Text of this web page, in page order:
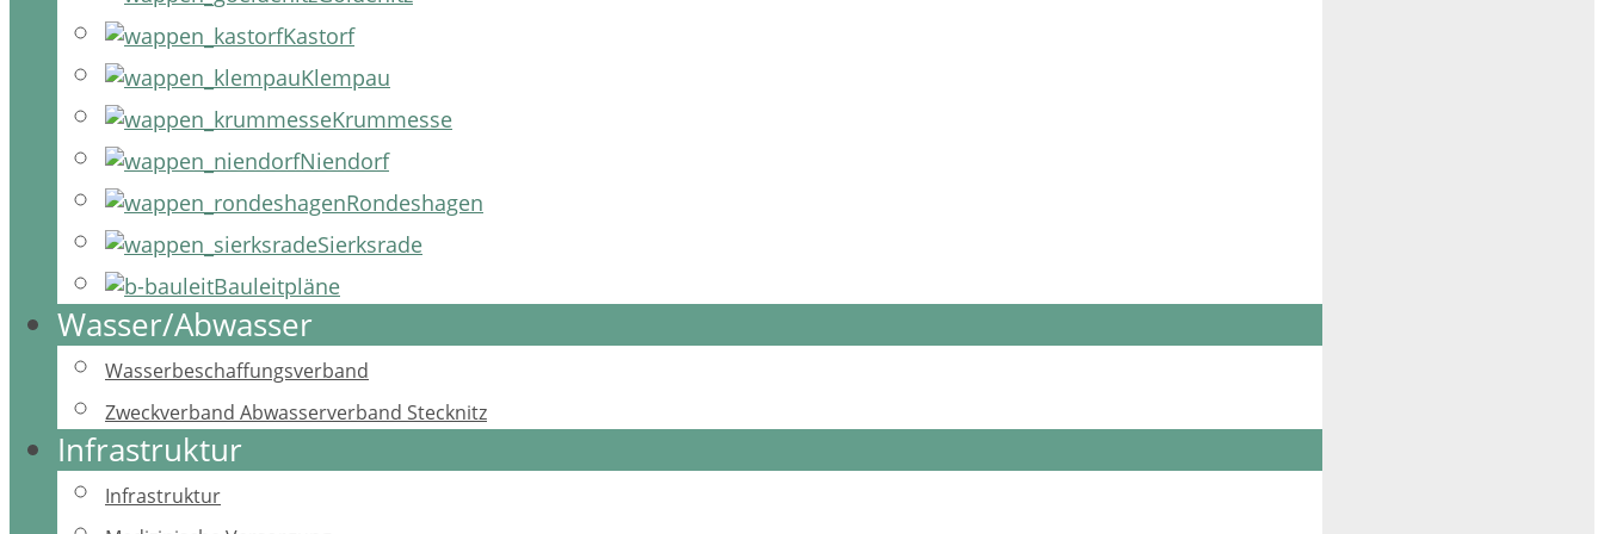
Kastorf
Klempau
Krummesse
Niendorf
Rondeshagen
Sierksrade
Bauleitpläne
Wasser/Abwasser
Wasserbeschaffungsverband
Zweckverband Abwasserverband Stecknitz
Infrastruktur
Infrastruktur